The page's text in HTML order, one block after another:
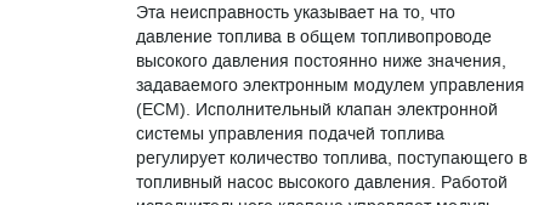
Эта неисправность указывает на то, что
давление топлива в общем топливопроводе
высокого давления постоянно ниже значения,
задаваемого электронным модулем управления
(ECM). Исполнительный клапан электронной
системы управления подачей топлива
регулирует количество топлива, поступающего в
топливный насос высокого давления. Работой